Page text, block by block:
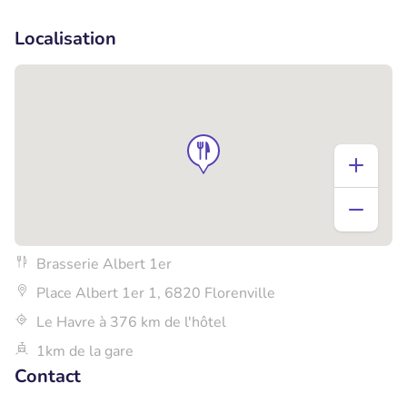
Localisation
Brasserie Albert 1er
Place Albert 1er 1, 6820 Florenville
Le Havre à 376 km de l'hôtel
1km de la gare
Contact